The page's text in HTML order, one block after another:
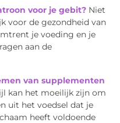
voor je gebit? Niet
voor de gezondheid van
je voeding en je
aan de
van supplementen
kan het moeilijk zijn om
uit het voedsel dat je
heeft voldoende